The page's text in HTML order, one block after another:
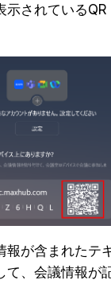
示されているQR
報が含まれたテ
て、会議情報が